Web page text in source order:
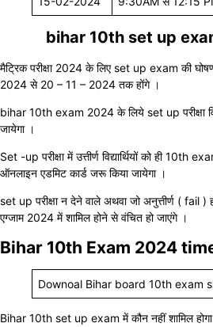
bihar 10th set up
मैट्रिक परीक्षा 2024 के लिए set up exam की
2024 से 20 – 11 – 2024 तक होंगे ।
bihar 10th exam 2024 के लिये set up परीक्षा
जायेगा ।
Set -up परीक्षा में उत्तीर्ण विद्यार्थियों को ही 10th
ऑनलाइन एडमिट कार्ड जरू किया जायेगा ।
set up परीक्षा न देने वाले अथवा जो अनुत्तीर्ण ( fail )
एग्जाम 2024 में शामिल होने से वंचित हो जाएंगे ।
Bihar 10th Exam 2024
Downoal Bihar board 10th exam
Bihar 10th set up exam में कौन नहीं शामिल होगा